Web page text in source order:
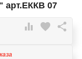
арт.ЕККВ 07
 favorite 